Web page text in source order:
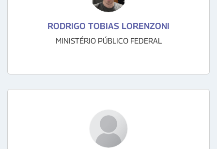
RODRIGO TOBIAS LORENZONI
MINISTÉRIO PÚBLICO FEDERAL